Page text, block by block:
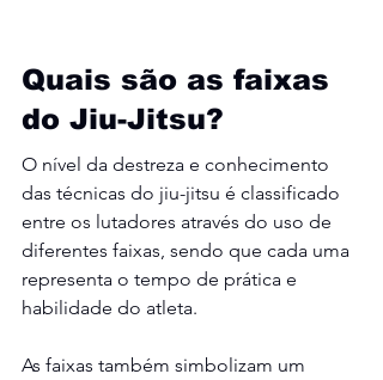
Quais são as faixas
do Jiu-Jitsu?
O nível da destreza e conhecimento
das técnicas do jiu-jitsu é classificado
entre os lutadores através do uso de
diferentes faixas, sendo que cada uma
representa o tempo de prática e
habilidade do atleta.
As faixas também simbolizam um